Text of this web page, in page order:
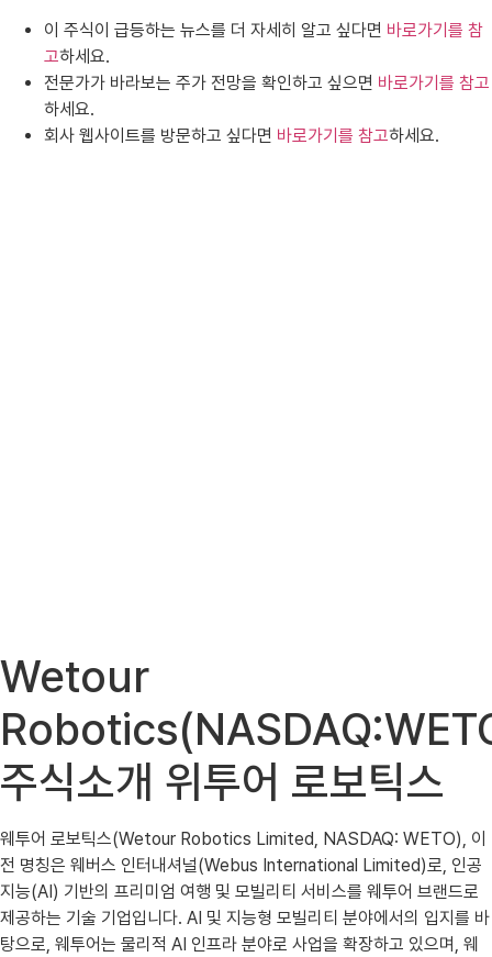
이 주식이 급등하는 뉴스를 더 자세히 알고 싶다면 바로가기를 참
고하세요.
전문가가 바라보는 주가 전망을 확인하고 싶으면 바로가기를 참고
하세요.
회사 웹사이트를 방문하고 싶다면 바로가기를 참고하세요.
Wetour
주식소개 위투어 로보틱스
웨투어 로보틱스(Wetour Robotics Limited, NASDAQ: WETO), 이
전 명칭은 웨버스 인터내셔널(Webus International Limited)로, 인공
지능(AI) 기반의 프리미엄 여행 및 모빌리티 서비스를 웨투어 브랜드로
제공하는 기술 기업입니다. AI 및 지능형 모빌리티 분야에서의 입지를 바
탕으로, 웨투어는 물리적 AI 인프라 분야로 사업을 확장하고 있으며, 웨